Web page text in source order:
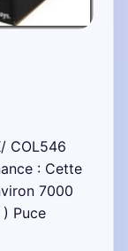
COL546
: Cette
7000
Puce